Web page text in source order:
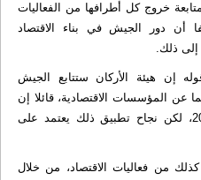
خروج كل أطرافها من الفعاليات
أن دور الجيش في بناء الاقتصاد
ذلك.
إن هيئة الأركان ستتابع الجيش
عن المؤسسات الاقتصادية، قائلا إن
هذا سيحصل خلال العام الجاري 2018، لكن نجاح تطبيق ذلك يعتمد على
من فعاليات الاقتصاد، من خلال